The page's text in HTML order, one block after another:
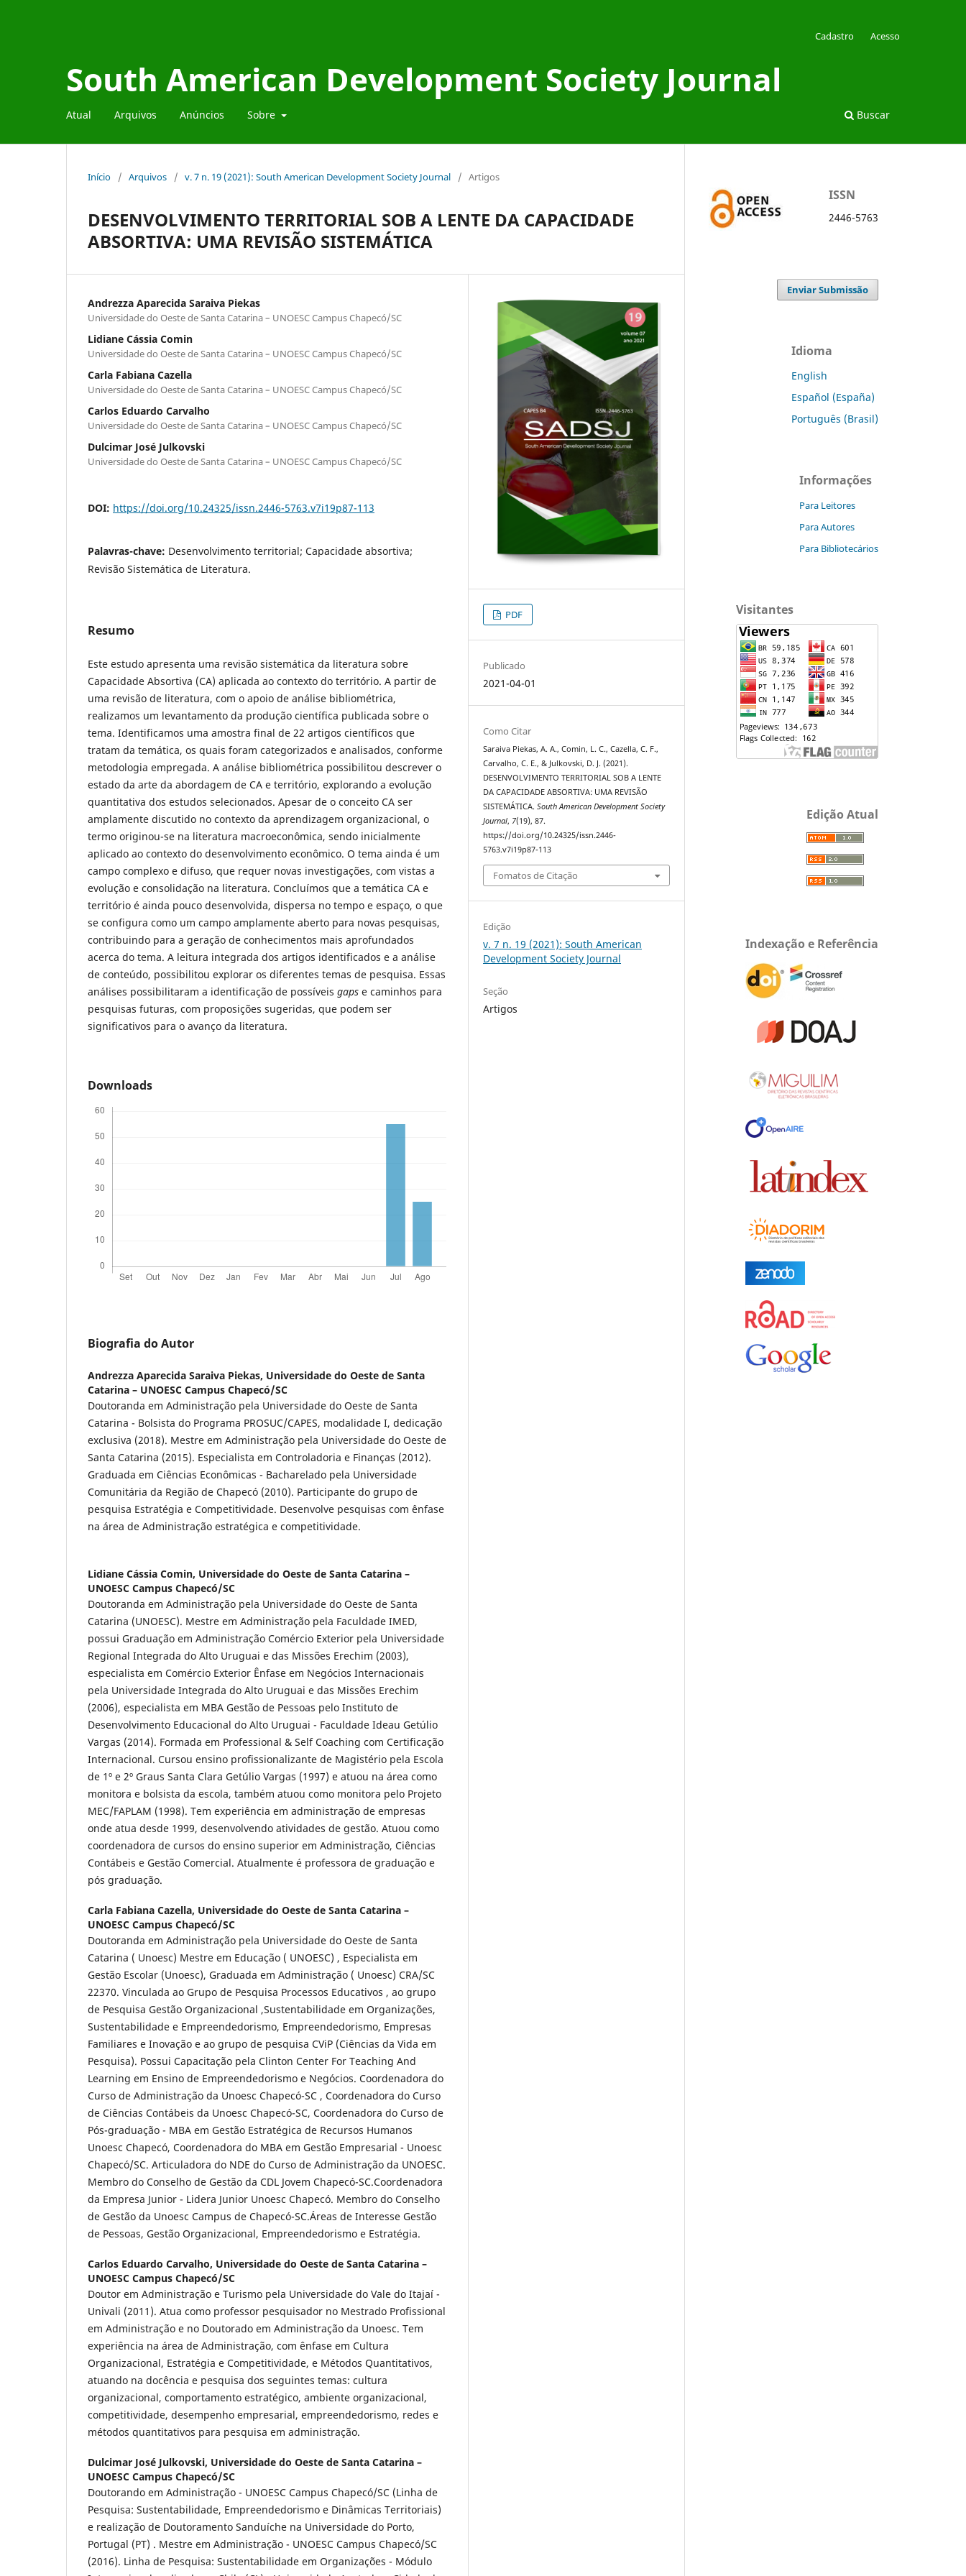
South American Development Society Journal
Atual Arquivos Anúncios Sobre Buscar
Cadastro Acesso
Início / Arquivos / v. 7 n. 19 (2021): South American Development Society Journal / Artigos
DESENVOLVIMENTO TERRITORIAL SOB A LENTE DA CAPACIDADE
ABSORTIVA: UMA REVISÃO SISTEMÁTICA
Andrezza Aparecida Saraiva Piekas
Universidade do Oeste de Santa Catarina – UNOESC Campus Chapecó/SC
Lidiane Cássia Comin
Universidade do Oeste de Santa Catarina – UNOESC Campus Chapecó/SC
Carla Fabiana Cazella
Universidade do Oeste de Santa Catarina – UNOESC Campus Chapecó/SC
Carlos Eduardo Carvalho
Universidade do Oeste de Santa Catarina – UNOESC Campus Chapecó/SC
Dulcimar José Julkovski
Universidade do Oeste de Santa Catarina – UNOESC Campus Chapecó/SC
DOI: https://doi.org/10.24325/issn.2446-5763.v7i19p87-113
Palavras-chave: Desenvolvimento territorial; Capacidade absortiva;
Revisão Sistemática de Literatura.
Resumo
Este estudo apresenta uma revisão sistemática da literatura sobre
Capacidade Absortiva (CA) aplicada ao contexto do território. A partir de
uma revisão de literatura, com o apoio de análise bibliométrica,
realizamos um levantamento da produção científica publicada sobre o
tema. Identificamos uma amostra final de 22 artigos científicos que
tratam da temática, os quais foram categorizados e analisados, conforme
metodologia empregada. A análise bibliométrica possibilitou descrever o
estado da arte da abordagem de CA e território, explorando a evolução
quantitativa dos estudos selecionados. Apesar de o conceito CA ser
amplamente discutido no contexto da aprendizagem organizacional, o
termo originou-se na literatura macroeconômica, sendo inicialmente
aplicado ao contexto do desenvolvimento econômico. O tema ainda é um
campo complexo e difuso, que requer novas investigações, com vistas a
evolução e consolidação na literatura. Concluímos que a temática CA e
território é ainda pouco desenvolvida, dispersa no tempo e espaço, o que
se configura como um campo amplamente aberto para novas pesquisas,
contribuindo para a geração de conhecimentos mais aprofundados
acerca do tema. A leitura integrada dos artigos identificados e a análise
de conteúdo, possibilitou explorar os diferentes temas de pesquisa. Essas
análises possibilitaram a identificação de possíveis gaps e caminhos para
pesquisas futuras, com proposições sugeridas, que podem ser
significativos para o avanço da literatura.
Downloads
Biografia do Autor
Andrezza Aparecida Saraiva Piekas, Universidade do Oeste de Santa
Catarina – UNOESC Campus Chapecó/SC
Doutoranda em Administração pela Universidade do Oeste de Santa
Catarina - Bolsista do Programa PROSUC/CAPES, modalidade I, dedicação
exclusiva (2018). Mestre em Administração pela Universidade do Oeste de
Santa Catarina (2015). Especialista em Controladoria e Finanças (2012).
Graduada em Ciências Econômicas - Bacharelado pela Universidade
Comunitária da Região de Chapecó (2010). Participante do grupo de
pesquisa Estratégia e Competitividade. Desenvolve pesquisas com ênfase
na área de Administração estratégica e competitividade.
Lidiane Cássia Comin, Universidade do Oeste de Santa Catarina –
UNOESC Campus Chapecó/SC
Doutoranda em Administração pela Universidade do Oeste de Santa
Catarina (UNOESC). Mestre em Administração pela Faculdade IMED,
possui Graduação em Administração Comércio Exterior pela Universidade
Regional Integrada do Alto Uruguai e das Missões Erechim (2003),
especialista em Comércio Exterior Ênfase em Negócios Internacionais
pela Universidade Integrada do Alto Uruguai e das Missões Erechim
(2006), especialista em MBA Gestão de Pessoas pelo Instituto de
Desenvolvimento Educacional do Alto Uruguai - Faculdade Ideau Getúlio
Vargas (2014). Formada em Professional & Self Coaching com Certificação
Internacional. Cursou ensino profissionalizante de Magistério pela Escola
de 1º e 2º Graus Santa Clara Getúlio Vargas (1997) e atuou na área como
monitora e bolsista da escola, também atuou como monitora pelo Projeto
MEC/FAPLAM (1998). Tem experiência em administração de empresas
onde atua desde 1999, desenvolvendo atividades de gestão. Atuou como
coordenadora de cursos do ensino superior em Administração, Ciências
Contábeis e Gestão Comercial. Atualmente é professora de graduação e
pós graduação.
Carla Fabiana Cazella, Universidade do Oeste de Santa Catarina –
UNOESC Campus Chapecó/SC
Doutoranda em Administração pela Universidade do Oeste de Santa
Catarina ( Unoesc) Mestre em Educação ( UNOESC) , Especialista em
Gestão Escolar (Unoesc), Graduada em Administração ( Unoesc) CRA/SC
22370. Vinculada ao Grupo de Pesquisa Processos Educativos , ao grupo
de Pesquisa Gestão Organizacional ,Sustentabilidade em Organizações,
Sustentabilidade e Empreendedorismo, Empreendedorismo, Empresas
Familiares e Inovação e ao grupo de pesquisa CViP (Ciências da Vida em
Pesquisa). Possui Capacitação pela Clinton Center For Teaching And
Learning em Ensino de Empreendedorismo e Negócios. Coordenadora do
Curso de Administração da Unoesc Chapecó-SC , Coordenadora do Curso
de Ciências Contábeis da Unoesc Chapecó-SC, Coordenadora do Curso de
Pós-graduação - MBA em Gestão Estratégica de Recursos Humanos
Unoesc Chapecó, Coordenadora do MBA em Gestão Empresarial - Unoesc
Chapecó/SC. Articuladora do NDE do Curso de Administração da UNOESC.
Membro do Conselho de Gestão da CDL Jovem Chapecó-SC.Coordenadora
da Empresa Junior - Lidera Junior Unoesc Chapecó. Membro do Conselho
de Gestão da Unoesc Campus de Chapecó-SC.Áreas de Interesse Gestão
de Pessoas, Gestão Organizacional, Empreendedorismo e Estratégia.
Carlos Eduardo Carvalho, Universidade do Oeste de Santa Catarina –
UNOESC Campus Chapecó/SC
Doutor em Administração e Turismo pela Universidade do Vale do Itajaí -
Univali (2011). Atua como professor pesquisador no Mestrado Profissional
em Administração e no Doutorado em Administração da Unoesc. Tem
experiência na área de Administração, com ênfase em Cultura
Organizacional, Estratégia e Competitividade, e Métodos Quantitativos,
atuando na docência e pesquisa dos seguintes temas: cultura
organizacional, comportamento estratégico, ambiente organizacional,
competitividade, desempenho empresarial, empreendedorismo, redes e
métodos quantitativos para pesquisa em administração.
Dulcimar José Julkovski, Universidade do Oeste de Santa Catarina –
UNOESC Campus Chapecó/SC
Doutorando em Administração - UNOESC Campus Chapecó/SC (Linha de
Pesquisa: Sustentabilidade, Empreendedorismo e Dinâmicas Territoriais)
e realização de Doutoramento Sanduíche na Universidade do Porto,
Portugal (PT) . Mestre em Administração - UNOESC Campus Chapecó/SC
(2016). Linha de Pesquisa: Sustentabilidade em Organizações - Módulo
PDF
Publicado
2021-04-01
Como Citar
Saraiva Piekas, A. A., Comin, L. C., Cazella, C. F.,
Carvalho, C. E., & Julkovski, D. J. (2021).
DESENVOLVIMENTO TERRITORIAL SOB A LENTE
DA CAPACIDADE ABSORTIVA: UMA REVISÃO
SISTEMÁTICA.South American Development Society
Journal, 7(19), 87.
https://doi.org/10.24325/issn.2446-
5763.v7i19p87-113
Fomatos de Citação
Edição
v. 7 n. 19 (2021): South American
Development Society Journal
Seção
Artigos
ISSN
2446-5763
Enviar Submissão
Idioma
English
Español (España)
Português (Brasil)
Informações
Para Leitores
Para Autores
Para Bibliotecários
Visitantes
Edição Atual
Indexação e Referência